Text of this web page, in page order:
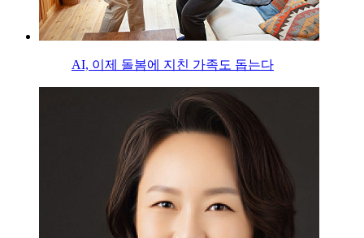
AI, 이제 돌봄에 지친 가족도 돕는다